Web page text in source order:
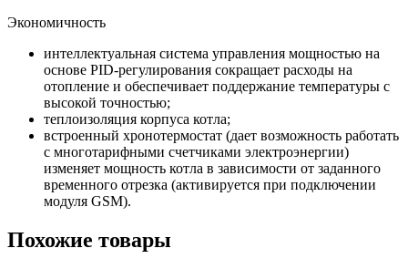
Экономичность
интеллектуальная система управления мощностью на
основе PID-регулирования сокращает расходы на
отопление и обеспечивает поддержание температуры с
высокой точностью;
теплоизоляция корпуса котла;
встроенный хронотермостат (дает возможность работать
с многотарифными счетчиками электроэнергии)
изменяет мощность котла в зависимости от заданного
временного отрезка (активируется при подключении
модуля GSM).
Похожие товары